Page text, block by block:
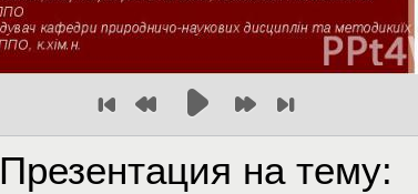
Презентация на тему: